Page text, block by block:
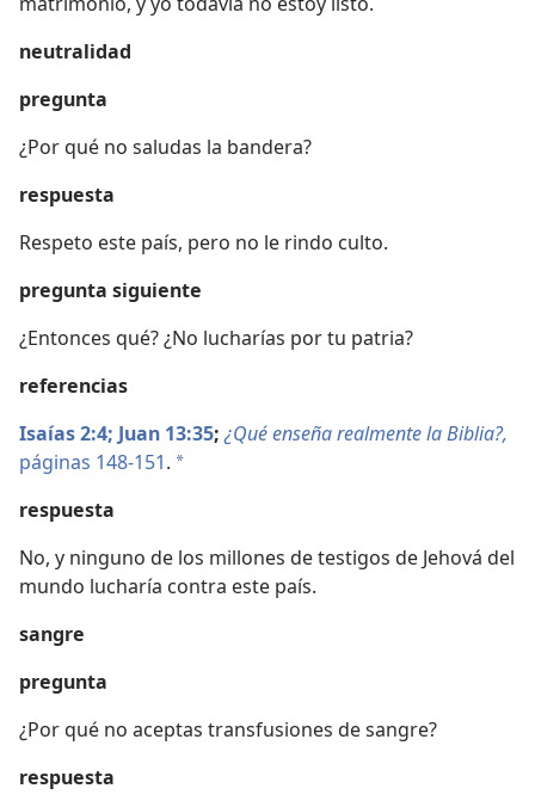
neutralidad
pregunta
¿Por qué no saludas la bandera?
respuesta
Respeto este país, pero no le rindo culto.
pregunta siguiente
¿Entonces qué? ¿No lucharías por tu patria?
referencias
Isaías 2:4; Juan 13:35;¿Qué enseña realmente la Biblia?,
páginas 148-151. *
respuesta
No, y ninguno de los millones de testigos de Jehová del
mundo lucharía contra este país.
sangre
pregunta
¿Por qué no aceptas transfusiones de sangre?
respuesta